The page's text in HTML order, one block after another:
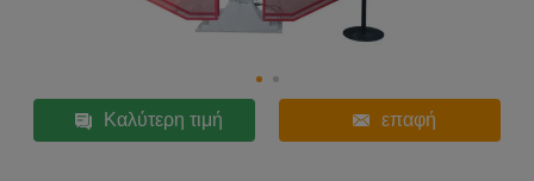
Καλύτερη τιμή επαφή